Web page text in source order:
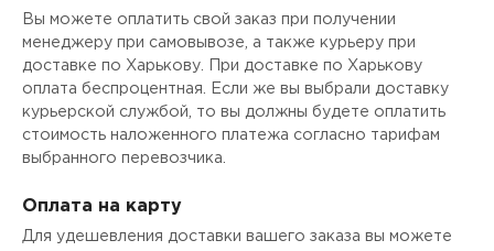
Вы можете оплатить свой заказ при получении
менеджеру при самовывозе, а также курьеру при
доставке по Харькову. При доставке по Харькову
оплата беспроцентная. Если же вы выбрали доставку
курьерской службой, то вы должны будете оплатить
стоимость наложенного платежа согласно тарифам
выбранного перевозчика.
Оплата на карту
Для удешевления доставки вашего заказа вы можете